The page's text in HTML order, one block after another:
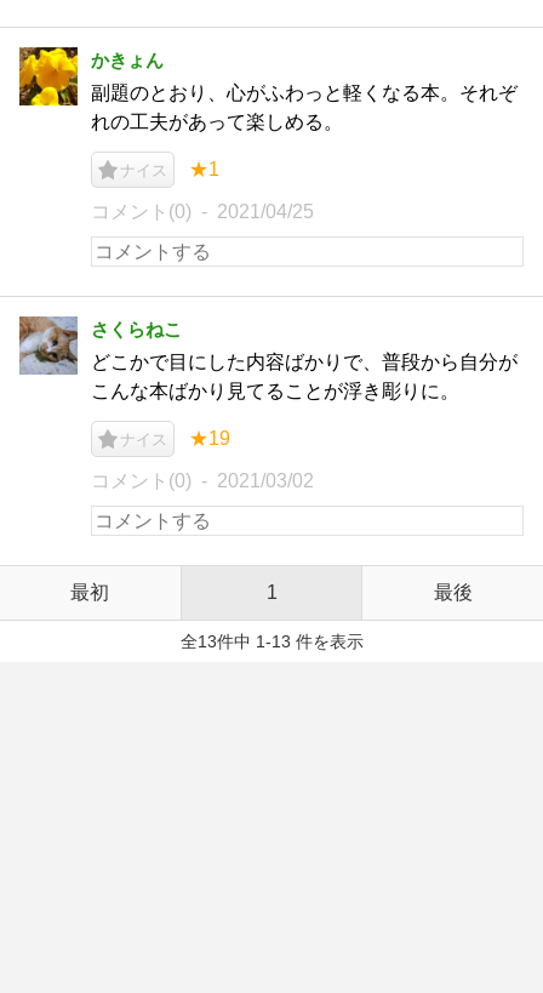
かきょん
副題のとおり、心がふわっと軽くなる本。それぞ
れの工夫があって楽しめる。
ナイス ★1
コメント(0) 2021/04/25
さくらねこ
どこかで目にした内容ばかりで、普段から自分が
こんな本ばかり見てることが浮き彫りに。
ナイス ★19
コメント(0) 2021/03/02
最初 1 最後
全13件中 1-13 件を表示